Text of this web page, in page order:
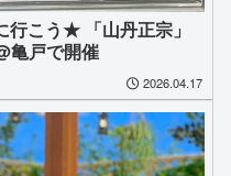
こう★ 「山丹正宗」
亀戸で開催
2026.04.17